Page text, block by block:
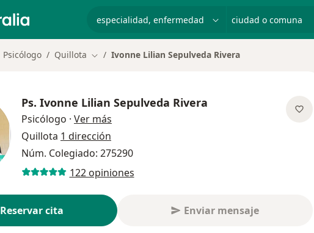
Psicólogo Quillota Cambiar de ciudad
Ivonne Lilian Sepulveda Rivera
Ps. Ivonne Lilian Sepulveda Rivera
Psicólogo · Ver más
Quillota 1 dirección
Núm. Colegiado: 275290
122 opiniones
Reservar cita Enviar mensaje